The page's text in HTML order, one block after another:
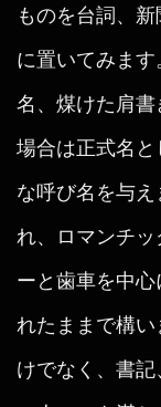
ものを台詞、
に置いてみま
名、煤けた肩
場合は正式名
な呼び名を与
れ、ロマンチ
ーと歯車を中
れたままで構
けでなく、書